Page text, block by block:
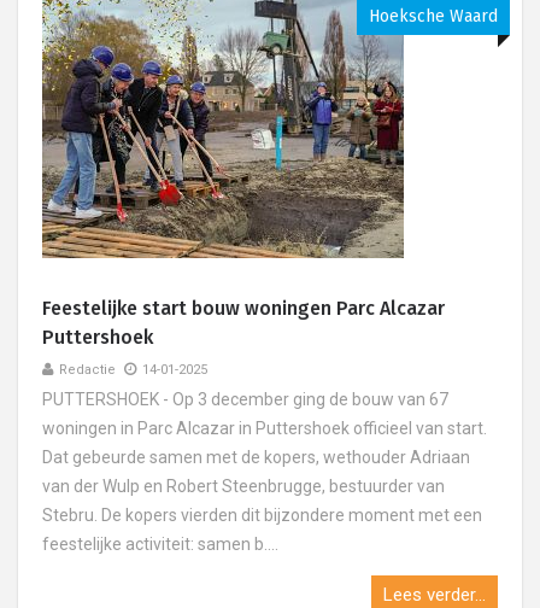
Hoeksche Waard
Feestelijke start bouw woningen Parc Alcazar
Puttershoek
Redactie 14-01-2025
PUTTERSHOEK - Op 3 december ging de bouw van 67
woningen in Parc Alcazar in Puttershoek officieel van start.
Dat gebeurde samen met de kopers, wethouder Adriaan
van der Wulp en Robert Steenbrugge, bestuurder van
Stebru. De kopers vierden dit bijzondere moment met een
feestelijke activiteit: samen b....
Lees verder...